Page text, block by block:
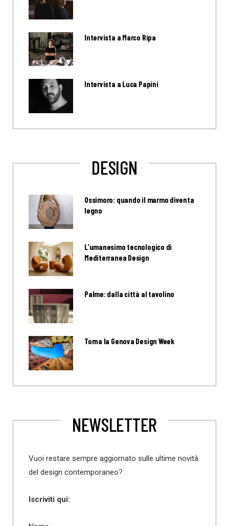
Intervista a Marco Ripa
Intervista a Luca Papini
DESIGN
Ossimoro: quando il marmo diventa
legno
L’umanesimo tecnologico di
Mediterranea Design
Palme: dalla città al tavolino
Torna la Genova Design Week
NEWSLETTER
Vuoi restare sempre aggiornato sulle ultime novità
del design contemporaneo?
Iscriviti qui: